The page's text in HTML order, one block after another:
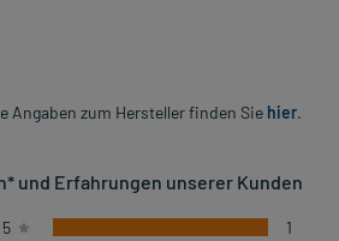
Angaben zum Hersteller finden Sie hier.
und Erfahrungen unserer Kunden
5
1